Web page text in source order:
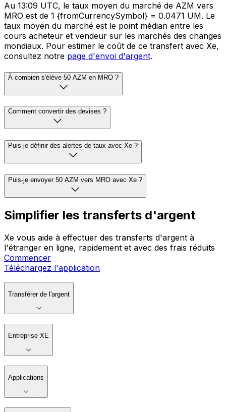
Au 13:09 UTC, le taux moyen du marché de AZM vers
MRO est de 1 {fromCurrencySymbol} = 0.0471 UM. Le
taux moyen du marché est le point médian entre les
cours acheteur et vendeur sur les marchés des changes
mondiaux. Pour estimer le coût de ce transfert avec Xe,
consultez notre page d'envoi d'argent.
À combien s'élève 50 AZM en MRO ?
Comment convertir des devises ?
Puis-je définir des alertes de taux avec Xe ?
Puis-je envoyer 50 AZM vers MRO avec Xe ?
Simplifier les transferts d'argent
Xe vous aide à effectuer des transferts d'argent à
l'étranger en ligne, rapidement et avec des frais réduits
Commencer
Téléchargez l'application
Transférer de l'argent
Entreprise XE
Applications